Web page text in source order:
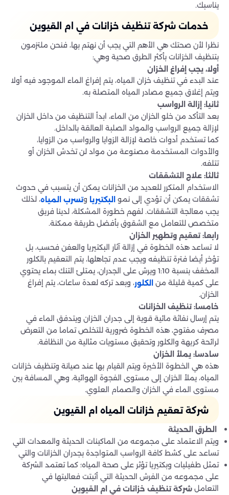
يناسبك.
خدمات شركةتنظيف خزانات في ام القيوين
نظرا لأن صحتك هي الأهم التي يجب أن نهتم بها، فنحن ملتزمون
بتنظيف الخزانات بأكثر الطرق صحية وهي:
أولا، يجب إفراغ الخزان
عند البدء في تنظيف خزان المياه، يتم إفراغ الماء الموجود فيه أولا
ويتم إغلاق جميع مصادر المياه المتصلة به.
ثانيا: إزالة الرواسب
بعد التأكد من خلو الخزان من الماء، ابدأ التنظيف من داخل الخزان
لإزالة جميع الرواسب والمواد الصلبة العالقة بالداخل.
كما تستخدم أدوات خاصة لإزالة الزوايا والرواسب من الزوايا،
والأدوات المستخدمة مصنوعة من مواد لن تخدش الخزان أو
تتلفه.
ثالثا: علاج التشققات
الاستخدام المتكرر للعديد من الخزانات يمكن أن يتسبب في حدوث
تشققات يمكن أن تؤدي إلى نمو
البكتيريا وتسرب المياه، لذلك
يجب معالجة التشققات. لفهم خطورة المشكلة، لدينا فريق
متخصص للتعامل مع الشقوق بأفضل طريقة ممكنة.
رابعا: تعقيم وتطهير الخزان
لا تساعد هذه الخطوة في إزالة آثار البكتيريا والعفن فحسب، بل
تؤخر أيضا فترة تنظيفه ويجب عدم تجاهلها، يتم التعقيم بالكلور
المخفف بنسبة 1:10 ويرش على الجدران، يمتلئ التنك بماء يحتوي
على كمية قليلة من
الكلور، وبعد تركه لعدة ساعات، يتم إفراغ
الخزان.
خامسا: تنظيف الخزانات
يتم إرسال نفاثة مائية قوية إلى جدران الخزان ويتدفق الماء في
مصرف مفتوح، هذه الخطوة ضرورية للتخلص تماما من التعرض
لرائحة كريهة والكلور وتحقيق مستويات مثالية من النظافة.
سادسا: يملأ الخزان
هذه هي الخطوة الأخيرة ويتم القيام بها عند صيانة وتنظيف خزانات
المياه، يملأ الخزان إلى مستوى الفجوة الهوائية، وهي المسافة بين
مستوى الماء في الخزان والصمام العلوي.
شركة تعقيم خزانات المياه ام القيوين
الطرق الحديثة
ويتم الاعتماد على مجموعه من الماكينات الحديثة والمعدات التي
تساعد على كشط كافة الرواسب المتواجدة بجدران الخزانات والتي
تمثل طفيليات وبكتيريا تؤثر على صحة المياه؛ كما تعتمد الشركة
على مجموعه من الفرش الحديثة التي أثبتت فعاليتها في
التعامل شركة تنظيف خزانات في ام القيوين